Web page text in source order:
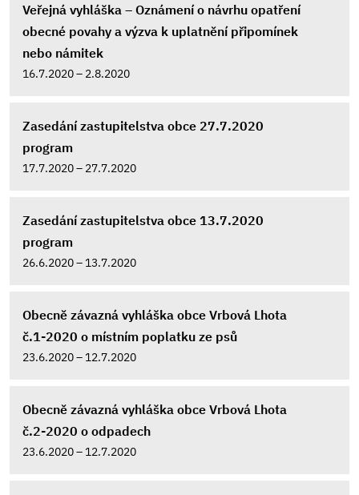
Veřejná vyhláška – Oznámení o návrhu opatření
obecné povahy a výzva k uplatnění připomínek
nebo námitek
16.7.2020 – 2.8.2020
Zasedání zastupitelstva obce 27.7.2020
program
17.7.2020 – 27.7.2020
Zasedání zastupitelstva obce 13.7.2020
program
26.6.2020 – 13.7.2020
Obecně závazná vyhláška obce Vrbová Lhota
č.1-2020 o místním poplatku ze psů
23.6.2020 – 12.7.2020
Obecně závazná vyhláška obce Vrbová Lhota
č.2-2020 o odpadech
23.6.2020 – 12.7.2020